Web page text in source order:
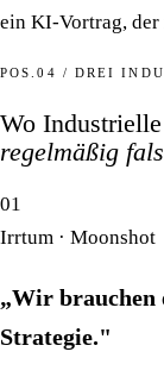
ein KI-Vortrag, der
POS.04 / DREI
Wo
regelmäßig
01
Irrtum · Moonshot
„Wir brauchen
Strategie."